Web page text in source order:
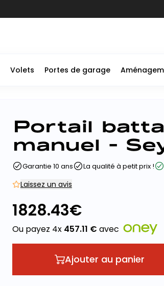
Volets Portes de garage
Portail
manuel -
Garantie 10 ans La qualité à petit prix !
Laissez un avis
1828.43€
Ou payez 4x 457.11 € avec
Ajouter au panier